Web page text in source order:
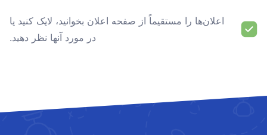
اعلان‌ها را مستقیماً از صفحه اعلان بخوانید، لایک کنید یا
در مورد آنها نظر دهید.